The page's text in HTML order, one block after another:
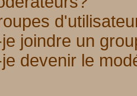
joindre un
devenir le